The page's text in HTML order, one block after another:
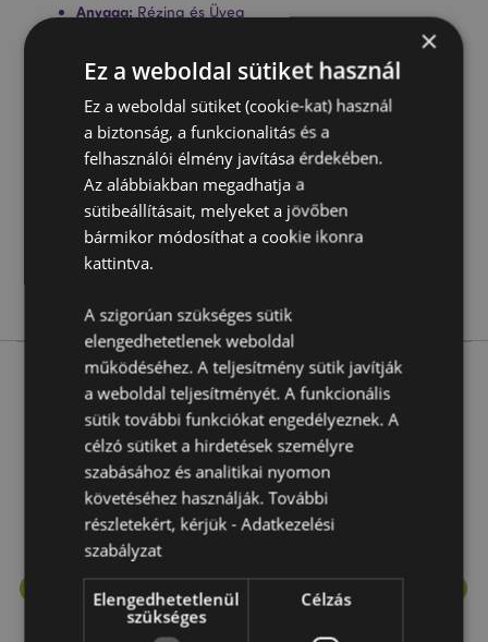
Anyaga: Rézina és Üveg
Termékjellemzők
További
Információ
Magasság 9cm Átmérő 6cm
5055071650390
0.274000
Nem
Nem
More from this range
×
Ez a weboldal sütiket használ
Ez a weboldal sütiket (cookie-kat) használ
a biztonság, a funkcionalitás és a
felhasználói élmény javítása érdekében.
Az alábbiakban megadhatja a
sütibeállításait, melyeket a jövőben
bármikor módosíthat a cookie ikonra
kattintva.
A szigorúan szükséges sütik
elengedhetetlenek weboldal
működéséhez. A teljesítmény sütik javítják
a weboldal teljesítményét. A funkcionális
sütik további funkciókat engedélyeznek. A
célzó sütiket a hirdetések személyre
szabásához és analitikai nyomon
követéséhez használják. További
részletekért, kérjük -Adatkezelési
szabályzat
Elengedhetetlenül
szükséges
Célzás